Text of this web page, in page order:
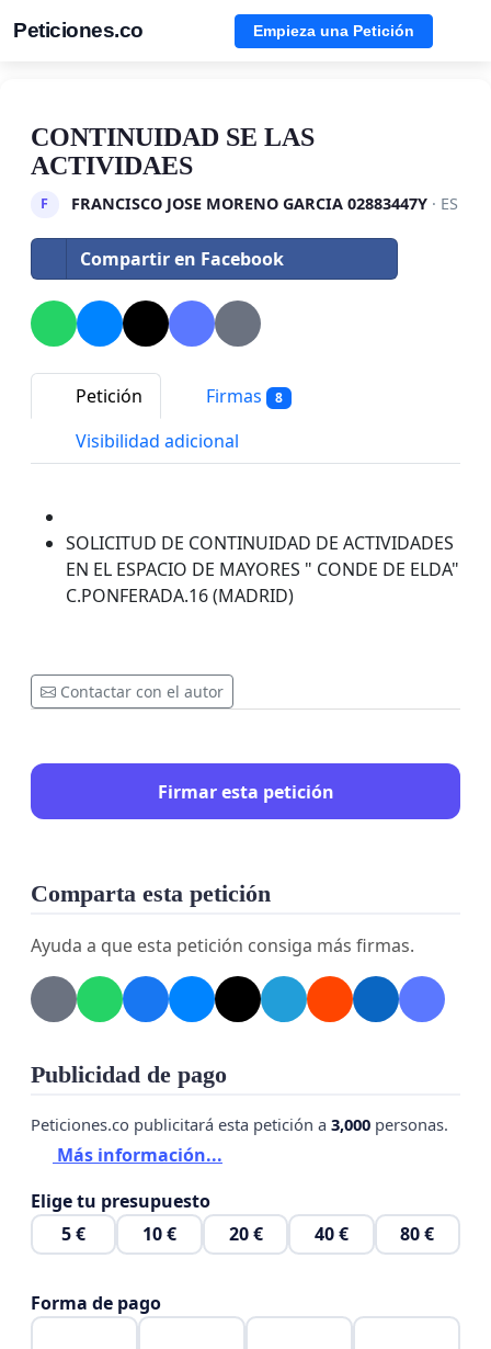
Peticiones.co Empieza una Petición
CONTINUIDAD SE LAS
ACTIVIDAES
F FRANCISCO JOSE MORENO GARCIA 02883447Y· ES
Compartir en Facebook
Petición Firmas 8
Visibilidad adicional
SOLICITUD DE CONTINUIDAD DE ACTIVIDADES
EN EL ESPACIO DE MAYORES " CONDE DE ELDA"
C.PONFERADA.16 (MADRID)
Contactar con el autor
Firmar esta petición
Comparta esta petición
Ayuda a que esta petición consiga más firmas.
Publicidad de pago
Peticiones.co publicitará esta petición a 3,000 personas.
Más información...
Elige tu presupuesto
5 €
10 € 20 € 40 € 80 €
Forma de pago